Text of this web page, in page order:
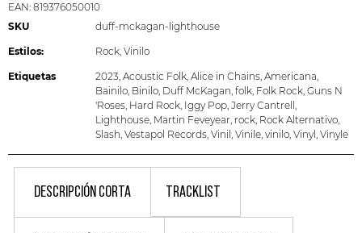
EAN: 819376050010
SKU
duff-mckagan-lighthouse
Estilos: Rock, Vinilo
Etiquetas 2023, Acoustic Folk, Alice in Chains, Americana,
Bainilo, Binilo, Duff McKagan, folk, Folk Rock, Guns N
'Roses, Hard Rock, Iggy Pop, Jerry Cantrell ,
Lighthouse, Martin Feveyear, rock, Rock Alternativo,
Slash, Vestapol Records, Vinil , Vinile, vinilo, Vinyl, Vinyle
DESCRIPCIÓN CORTA TRACKLIST